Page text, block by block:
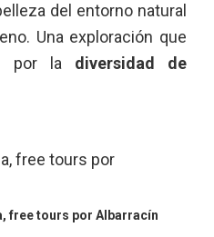
del entorno natural
Una exploración que
por la diversidad de
free tours por Albarracín